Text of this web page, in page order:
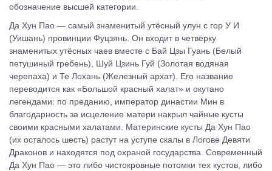
обозначение высшей категории.
Да Хун Пао — самый знаменитый утёсный улун с гор У И
(Уишань) провинции Фуцзянь. Он входит в четвёрку
знаменитых утёсных чаев вместе с Бай Цзы Гуань (Белый
петушиный гребень), Шуй Цзинь Гуй (Золотая водяная
черепаха) и Те Лохань (Железный архат). Его название
переводится как «Большой красный халат» и окутано
легендами: по преданию, император династии Мин в
благодарность за исцеление матери накрыл чайные кусты
своими красными халатами. Материнские кусты Да Хун Пао
(их осталось шесть) растут на уступе скалы в Логове Девяти
Драконов и находятся под охраной государства. Современный
Да Хун Пао — это либо чистокровные потомки тех кустов, либо